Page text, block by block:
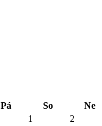
Pá So
Ne
1 2